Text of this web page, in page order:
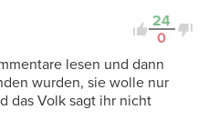
24
0
lesen und dann
wurden, sie wolle nur
das Volk sagt ihr nicht